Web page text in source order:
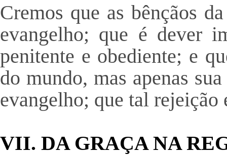
Cremos que as bênçãos
evangelho; que é dever
penitente e obediente; e
do mundo, mas apenas
evangelho; que tal rejeição
VII. DA GRAÇA NA